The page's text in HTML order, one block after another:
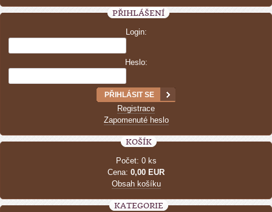
PŘIHLÁŠENÍ
Login:
Heslo:
Registrace
Zapomenuté heslo
KOŠÍK
Počet: 0 ks
Cena: 0,00 EUR
Obsah košíku
KATEGORIE